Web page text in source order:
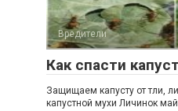
Вредители
Как спасти
Защищаем капусту от тли,
капустной мухи Личинок